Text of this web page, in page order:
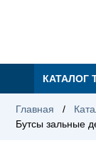
КАТАЛОГ
Главная /
Бутсы зальные